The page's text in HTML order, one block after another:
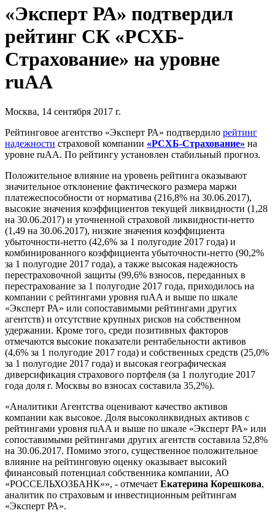
«Эксперт РА» подтвердил
рейтинг СК «РСХБ-
Страхование» на уровне
ruAA
Москва, 14 сентября 2017 г.
Рейтинговое агентство «Эксперт РА» подтвердило рейтинг
надежности страховой компании «РСХБ-Страхование» на
уровне ruАА. По рейтингу установлен стабильный прогноз.
Положительное влияние на уровень рейтинга оказывают
значительное отклонение фактического размера маржи
платежеспособности от норматива (216,8% на 30.06.2017),
высокие значения коэффициентов текущей ликвидности (1,28
на 30.06.2017) и уточненной страховой ликвидности-нетто
(1,49 на 30.06.2017), низкие значения коэффициента
убыточности-нетто (42,6% за 1 полугодие 2017 года) и
комбинированного коэффициента убыточности-нетто (90,2%
за 1 полугодие 2017 года), а также высокая надежность
перестраховочной защиты (99,6% взносов, переданных в
перестрахование за 1 полугодие 2017 года, приходилось на
компании с рейтингами уровня ruAA и выше по шкале
«Эксперт РА» или сопоставимыми рейтингами других
агентств) и отсутствие крупных рисков на собственном
удержании. Кроме того, среди позитивных факторов
отмечаются высокие показатели рентабельности активов
(4,6% за 1 полугодие 2017 года) и собственных средств (25,0%
за 1 полугодие 2017 года) и высокая географическая
диверсификация страхового портфеля (за 1 полугодие 2017
года доля г. Москвы во взносах составила 35,2%).
«Аналитики Агентства оценивают качество активов
компании как высокое. Доля высоколиквидных активов с
рейтингами уровня ruAA и выше по шкале «Эксперт РА» или
сопоставимыми рейтингами других агентств составила 52,8%
на 30.06.2017. Помимо этого, существенное положительное
влияние на рейтинговую оценку оказывает высокий
финансовый потенциал собственника компании, АО
«РОССЕЛЬХОЗБАНК»», - отмечает Екатерина Корешкова,
аналитик по страховым и инвестиционным рейтингам
«Эксперт РА».